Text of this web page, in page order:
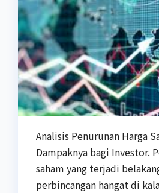
Analisis Penurunan Harga
Dampaknya bagi Investor.
saham yang terjadi
perbincangan hangat di